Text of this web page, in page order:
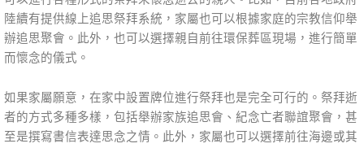
陸續有提供線上追思祭拜系統，家屬也可以根據家庭的宗教信仰舉
辦追思聚會。此外，也可以選擇親自前往環保葬區現場，進行簡單
而懷念的儀式。
如果家屬願意，在家中設置牌位進行祭拜也是完全可行的。祭拜逝
者的方式多種多樣，包括舉辦家族追思會、紀念亡者聯誼聚會，甚
至是撰寫書信表達思念之情。此外，家屬也可以選擇前往海邊或其